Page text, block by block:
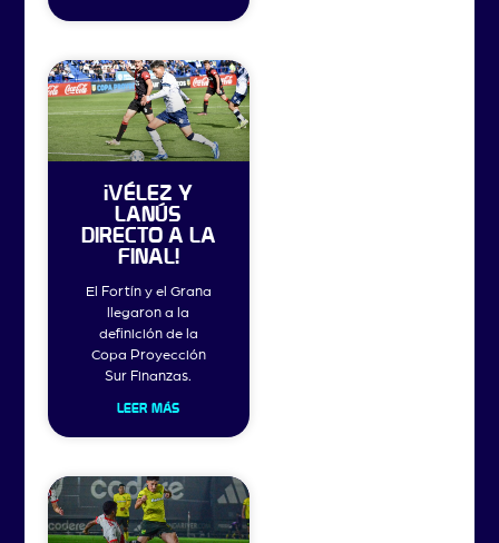
¡VÉLEZ Y
LANÚS
DIRECTO A LA
FINAL!
El Fortín y el Grana
llegaron a la
definición de la
Copa Proyección
Sur Finanzas.
LEER MÁS